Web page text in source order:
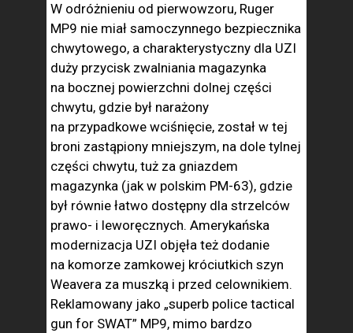
W odróżnieniu od pierwowzoru, Ruger
MP9 nie miał samoczynnego bezpiecznika
chwytowego, a charakterystyczny dla UZI
duży przycisk zwalniania magazynka
na bocznej powierzchni dolnej części
chwytu, gdzie był narażony
na przypadkowe wciśnięcie, został w tej
broni zastąpiony mniejszym, na dole tylnej
części chwytu, tuż za gniazdem
magazynka (jak w polskim PM-63), gdzie
był równie łatwo dostępny dla strzelców
prawo- i leworęcznych. Amerykańska
modernizacja UZI objęła też dodanie
na komorze zamkowej króciutkich szyn
Weavera za muszką i przed celownikiem.
Reklamowany jako „superb police tactical
gun for SWAT” MP9, mimo bardzo